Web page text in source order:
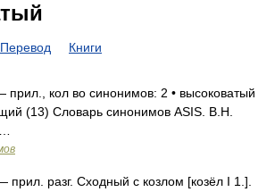
Перевод Книги
прил., кол во синонимов: 2 • высоковатый
(13) Словарь синонимов ASIS. В.Н.
прил. разг. Сходный с козлом [козёл I 1.].